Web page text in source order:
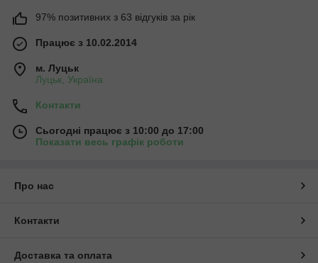
97% позитивних з 63 відгуків за рік
Працює з 10.02.2014
м. Луцьк
Луцьк, Україна
Контакти
Сьогодні працює з 10:00 до 17:00
Показати весь графік роботи
Про нас
Контакти
Доставка та оплата